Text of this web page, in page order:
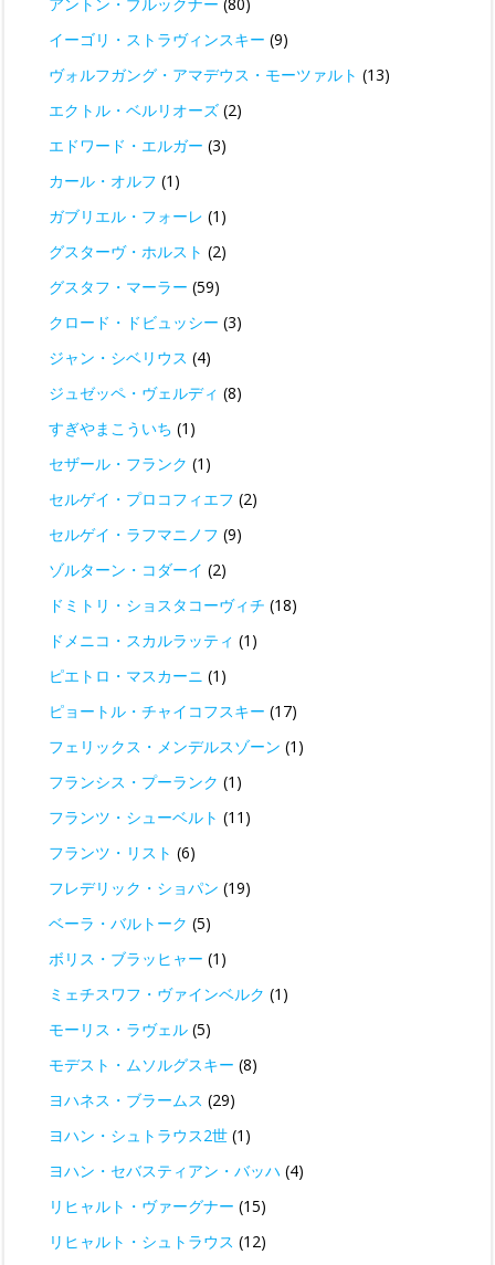
アントン・ブルックナー (80)
イーゴリ・ストラヴィンスキー (9)
ヴォルフガング・アマデウス・モーツァルト (13)
エクトル・ベルリオーズ (2)
エドワード・エルガー (3)
カール・オルフ (1)
ガブリエル・フォーレ (1)
グスターヴ・ホルスト (2)
グスタフ・マーラー (59)
クロード・ドビュッシー (3)
ジャン・シベリウス (4)
ジュゼッペ・ヴェルディ (8)
すぎやまこういち (1)
セザール・フランク (1)
セルゲイ・プロコフィエフ (2)
セルゲイ・ラフマニノフ (9)
ゾルターン・コダーイ (2)
ドミトリ・ショスタコーヴィチ (18)
ドメニコ・スカルラッティ (1)
ピエトロ・マスカーニ (1)
ピョートル・チャイコフスキー (17)
フェリックス・メンデルスゾーン (1)
フランシス・プーランク (1)
フランツ・シューベルト (11)
フランツ・リスト (6)
フレデリック・ショパン (19)
ベーラ・バルトーク (5)
ボリス・ブラッヒャー (1)
ミェチスワフ・ヴァインベルク (1)
モーリス・ラヴェル (5)
モデスト・ムソルグスキー (8)
ヨハネス・ブラームス (29)
ヨハン・シュトラウス2世 (1)
ヨハン・セバスティアン・バッハ (4)
リヒャルト・ヴァーグナー (15)
リヒャルト・シュトラウス (12)